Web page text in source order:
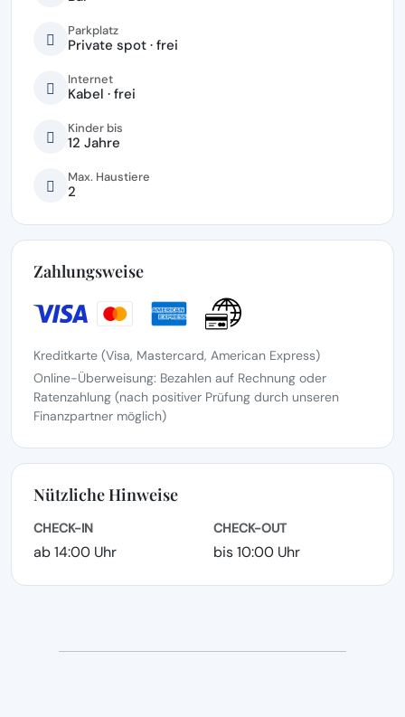
Parkplatz
Private spot · frei
Internet
Kabel · frei
Kinder bis
12 Jahre
Max. Haustiere
2
Zahlungsweise
Kreditkarte (Visa, Mastercard, American Express)
Online-Überweisung: Bezahlen auf Rechnung oder
Ratenzahlung (nach positiver Prüfung durch unseren
Finanzpartner möglich)
Nützliche Hinweise
CHECK-IN
ab 14:00 Uhr
CHECK-OUT
bis 10:00 Uhr